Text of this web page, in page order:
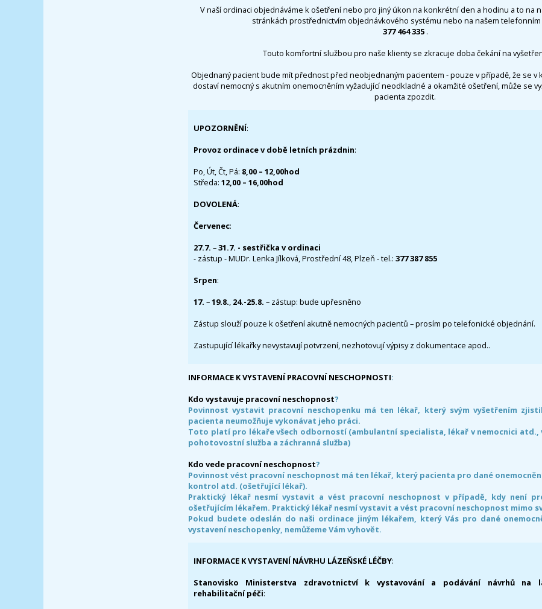
V naší ordinaci objednáváme k ošetření nebo pro jiný úkon na konkrétní den a hodinu a to na
stránkách prostřednictvím objednávkového systému nebo na našem telefonním
377 464 335 .
Touto komfortní službou pro naše klienty se zkracuje doba čekání na
Objednaný pacient bude mít přednost před neobjednaným pacientem - pouze v případě, že se v
dostaví nemocný s akutním onemocněním vyžadující neodkladné a okamžité ošetření, může se
pacienta zpozdit.
UPOZORNĚNÍ:
Provoz ordinace v době letních prázdnin:
Po, Út, Čt, Pá: 8,00 – 12,00hod
Středa: 12,00 – 16,00hod
DOVOLENÁ:
Červenec:
27.7. –31.7. - sestřička v ordinaci
- zástup - MUDr. Lenka Jílková, Prostřední 48, Plzeň - tel.: 377 387 855
Srpen:
17. –19.8., 24.-25.8. – zástup: bude upřesněno
Zástup slouží pouze k ošetření akutně nemocných pacientů – prosím po telefonické objednání.
Zastupující lékařky nevystavují potvrzení, nezhotovují výpisy z dokumentace apod..
INFORMACE K VYSTAVENÍ PRACOVNÍ NESCHOPNOSTI:
Kdo vystavuje pracovní neschopnost?
Povinnost vystavit pracovní neschopenku má ten lékař, který svým vyšetřením
pacienta neumožňuje vykonávat jeho práci.
Toto platí pro lékaře všech odborností (ambulantní specialista, lékař v nemocnici atd.,
pohotovostní služba a záchranná služba)
Kdo vede pracovní neschopnost?
Povinnost vést pracovní neschopnost má ten lékař, který pacienta pro dané
kontrol atd. (ošetřující lékař).
Praktický lékař nesmí vystavit a vést pracovní neschopnost v případě, kdy není
ošetřujícím lékařem. Praktický lékař nesmí vystavit a vést pracovní neschopnost mimo
Pokud budete odeslán do naši ordinace jiným lékařem, který Vás pro dané
vystavení neschopenky, nemůžeme Vám vyhovět.
INFORMACE K VYSTAVENÍ NÁVRHU LÁZEŇSKÉ LÉČBY:
Stanovisko Ministerstva zdravotnictví k vystavování a podávání návrhů na
rehabilitační péči: